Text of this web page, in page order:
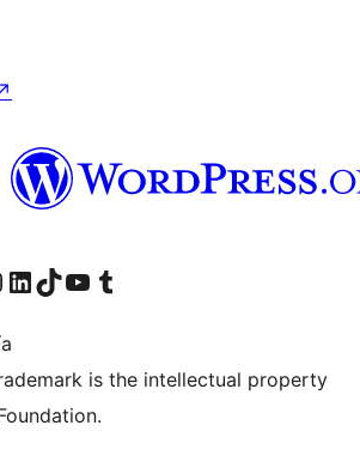
de Facebook
cuenta de Instagram
Visita nuestra cuenta de LinkedIn
Visita nuestra cuenta de TikTok
Visita nuestro canal de YouTube
Visita nuestra cuenta de Tumblr
is the intellectual property